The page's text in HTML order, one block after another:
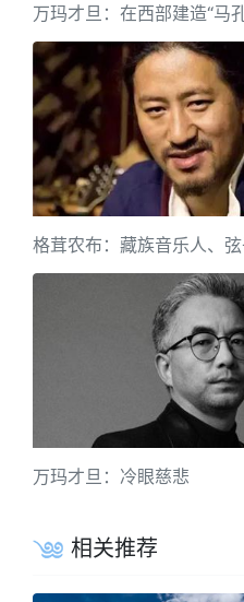
万玛才旦：在西部建造“马
格茸农布：藏族音乐人、
万玛才旦：冷眼慈悲
相关推荐